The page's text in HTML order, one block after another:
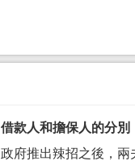
借款人和擔保人的分別
政府推出辣招之後，兩